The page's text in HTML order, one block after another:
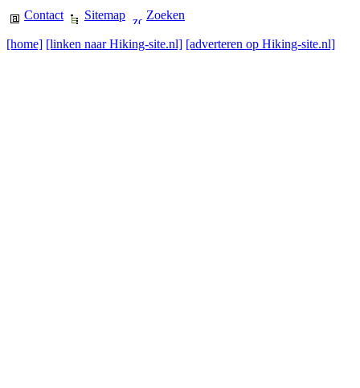
Contact Sitemap Zoeken
[home] [linken naar Hiking-site.nl] [adverteren op Hiking-site.nl]